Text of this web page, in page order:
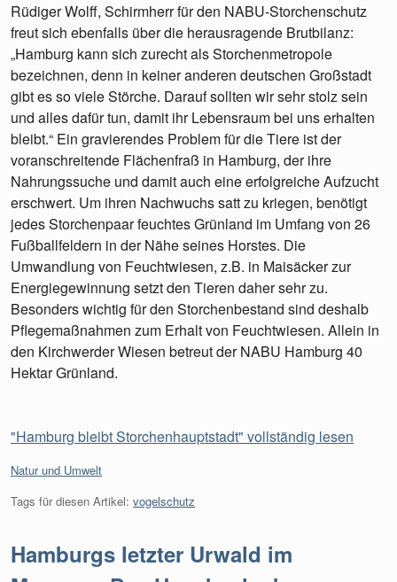
Rüdiger Wolff, Schirmherr für den NABU-Storchenschutz
freut sich ebenfalls über die herausragende Brutbilanz:
„Hamburg kann sich zurecht als Storchenmetropole
bezeichnen, denn in keiner anderen deutschen Großstadt
gibt es so viele Störche. Darauf sollten wir sehr stolz sein
und alles dafür tun, damit ihr Lebensraum bei uns erhalten
bleibt.“ Ein gravierendes Problem für die Tiere ist der
voranschreitende Flächenfraß in Hamburg, der ihre
Nahrungssuche und damit auch eine erfolgreiche Aufzucht
erschwert. Um ihren Nachwuchs satt zu kriegen, benötigt
jedes Storchenpaar feuchtes Grünland im Umfang von 26
Fußballfeldern in der Nähe seines Horstes. Die
Umwandlung von Feuchtwiesen, z.B. in Maisäcker zur
Energiegewinnung setzt den Tieren daher sehr zu.
Besonders wichtig für den Storchenbestand sind deshalb
Pflegemaßnahmen zum Erhalt von Feuchtwiesen. Allein in
den Kirchwerder Wiesen betreut der NABU Hamburg 40
Hektar Grünland.
"Hamburg bleibt Storchenhauptstadt" vollständig lesen
Kategorien:
Natur und Umwelt
Tags für diesen Artikel: vogelschutz
Hamburgs letzter Urwald im